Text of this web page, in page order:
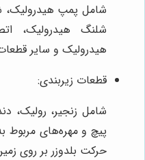
شامل پمپ هیدرولیک،
شلنگ هیدرولیک،
هیدرولیک و سایر
قطعات زیربندی:
شامل زنجیر، رولیک،
پیچ و مهره‌های مربوط
حرکت بلدوزر بر روی